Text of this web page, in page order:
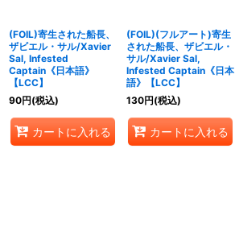
(FOIL)寄生された船長、
ザビエル・サル/Xavier
Sal, Infested
Captain《日本語》
【LCC】
90円(税込)
カートに入れる
(FOIL)(フルアート)寄生
された船長、ザビエル・
サル/Xavier Sal,
Infested Captain《日本
語》【LCC】
130円(税込)
カートに入れる